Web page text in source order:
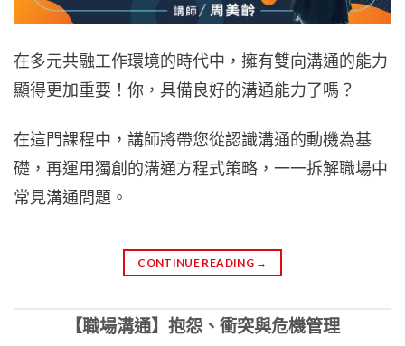
在多元共融工作環境的時代中，擁有雙向溝通的能力
顯得更加重要！你，具備良好的溝通能力了嗎？
在這門課程中，講師將帶您從認識溝通的動機為基
礎，再運用獨創的溝通方程式策略，一一拆解職場中
常見溝通問題。
CONTINUE READING →
【職場溝通】抱怨、衝突與危機管理